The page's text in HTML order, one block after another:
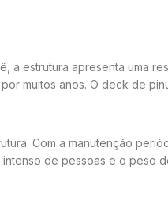
estrutura apresenta uma
muitos anos. O deck de
Com a manutenção
de pessoas e o peso